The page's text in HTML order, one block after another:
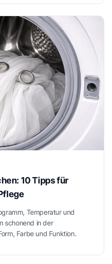
10 Tipps für
Temperatur und
schonend in der
Farbe und Funktion.